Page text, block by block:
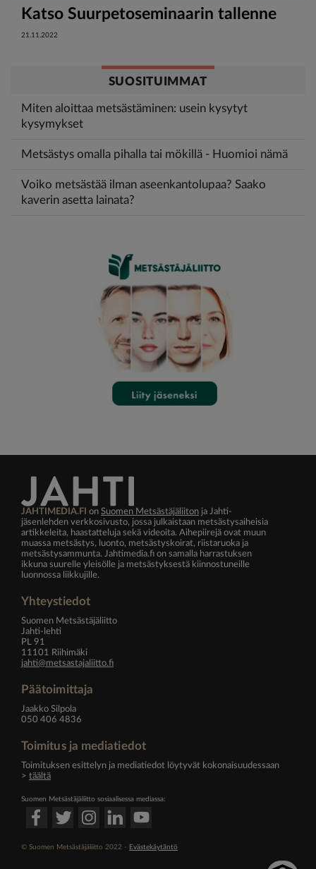
Katso Suurpetoseminaarin tallenne
21.11.2022
SUOSITUIMMAT
Miten aloittaa metsästäminen: usein kysytyt
kysymykset
Metsästys omalla pihalla tai mökillä - Huomioi nämä
Voiko metsästää ilman aseenkantolupaa? Saako
kaverin asetta lainata?
JAHTIMEDIA.FI on Suomen Metsästäjäliiton ja Jahti-
jäsenlehden verkkosivusto, jossa julkaistaan metsästysaiheisia
artikkeleita, haastatteluja sekä videoita. Aihepiirejä ovat muun
muassa metsästys, luonto, metsästyskoirat, riistaruoka ja
metsästysammunta. Jahtimedia.fi on samalla harrastuksen
ikkuna suurelle yleisölle ja metsästyksestä kiinnostuneille
luonnossa liikkujille.
Yhteystiedot
Suomen Metsästäjäliitto
Jahti-lehti
PL 91
11101 Riihimäki
jahti@metsastajaliitto.fi
Päätoimittaja
Jaakko Silpola
050 406 4836
Toimitus ja mediatiedot
Toimituksen esittelyn ja mediatiedot löytyvät kokonaisuudessaan
> täältä
Suomen Metsästäjäliitto sosiaalisessa mediassa:
© Suomen Metsästäjäliitto 2022 - Evästekäytäntö